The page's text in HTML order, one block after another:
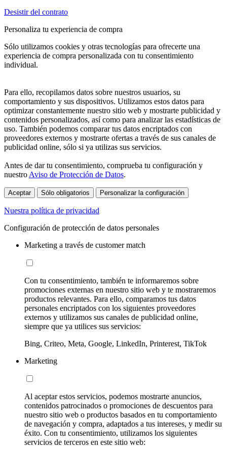
Desistir del contrato
Personaliza tu experiencia de compra
Sólo utilizamos cookies y otras tecnologías para ofrecerte una
experiencia de compra personalizada con tu consentimiento
individual.
Para ello, recopilamos datos sobre nuestros usuarios, su
comportamiento y sus dispositivos. Utilizamos estos datos para
optimizar constantemente nuestro sitio web y mostrarte publicidad y
contenidos personalizados, así como para analizar las estadísticas de
uso. También podemos comparar tus datos encriptados con
proveedores externos y mostrarte ofertas a través de sus canales de
publicidad online, sólo si ya utilizas sus servicios.
Antes de dar tu consentimiento, comprueba tu configuración y
nuestro Aviso de Protección de Datos.
Aceptar Sólo obligatorios Personalizar la configuración
Nuestra política de privacidad
Configuración de protección de datos personales
Marketing a través de customer match
Con tu consentimiento, también te informaremos sobre
promociones externas en nuestro sitio web y te mostraremos
productos relevantes. Para ello, comparamos tus datos
personales encriptados con los siguientes proveedores
externos y utilizamos sus canales de publicidad online,
siempre que ya utilices sus servicios:
Bing, Criteo, Meta, Google, LinkedIn, Printerest, TikTok
Marketing
Al aceptar estos servicios, podemos mostrarte anuncios,
contenidos patrocinados o promociones de descuentos para
nuestro sitio web o productos basados en tu comportamiento
de navegación y compra, adaptados a tus intereses, y medir su
éxito. Con tu consentimiento, utilizamos los siguientes
servicios de terceros en este sitio web: